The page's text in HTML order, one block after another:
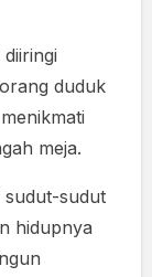
duduk
meja.
sudut-sudut
hidupnya